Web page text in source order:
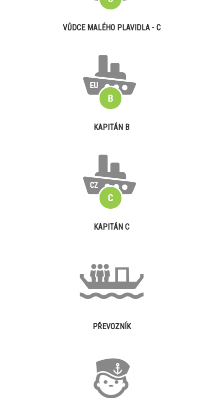
VŮDCE MALÉHO PLAVIDLA - C
KAPITÁN B
KAPITÁN C
PŘEVOZNÍK